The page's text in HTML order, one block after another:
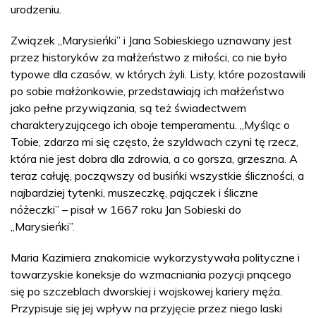
urodzeniu.
Związek „Marysieńki” i Jana Sobieskiego uznawany jest
przez historyków za małżeństwo z miłości, co nie było
typowe dla czasów, w których żyli. Listy, które pozostawili
po sobie małżonkowie, przedstawiają ich małżeństwo
jako pełne przywiązania, są też świadectwem
charakteryzującego ich oboje temperamentu. „Myśląc o
Tobie, zdarza mi się często, że szyldwach czyni tę rzecz,
która nie jest dobra dla zdrowia, a co gorsza, grzeszna. A
teraz całuję, począwszy od busińki wszystkie śliczności, a
najbardziej tytenki, muszeczkę, pajączek i śliczne
nóżeczki” – pisał w 1667 roku Jan Sobieski do
„Marysieńki”.
Maria Kazimiera znakomicie wykorzystywała polityczne i
towarzyskie koneksje do wzmacniania pozycji pnącego
się po szczeblach dworskiej i wojskowej kariery męża.
Przypisuje się jej wpływ na przyjęcie przez niego laski